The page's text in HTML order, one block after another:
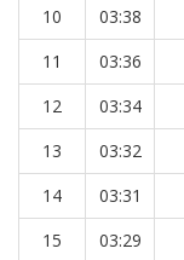
10 03:38
11
03:36
12
03:34
13
03:32
14
03:31
15
03:29